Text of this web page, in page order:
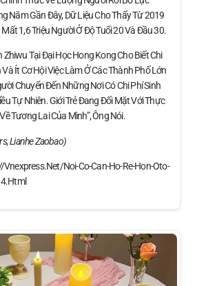
Năm Gần Đây, Dữ Liệu Cho Thấy Từ 2019
1,6 Triệu Người Ở Độ Tuổi 20 Và Đầu 30.
Zhiwu Tại Đại Học Hong Kong Cho Biết Chi
Ít Cơ Hội Việc Làm Ở Các Thành Phố Lớn
Chuyển Đến Những Nơi Có Chi Phí Sinh
Tự Nhiên. Giới Trẻ Đang Đối Mặt Với Thực
Tương Lai Của Mình”, Ông Nói.
Lianhe Zaobao)
vnexpress.net/noi-Co-Can-Ho-Re-Hon-Oto-